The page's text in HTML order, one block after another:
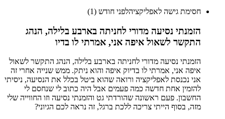
חסימת גישה לאפליקציהלפני חודש (1)
הזמנתי נסיעה מדורי לחניתה בארבע בלילה, הנהג
התקשר לשאול איפה אני, אמרתי לו בדיו
הזמנתי נסיעה מדורי לחניתה בארבע בלילה, הנהג התקשר לשאול
איפה אני, אמרתי לו בדיוק איפה והוא ניתק. ממש שנייה אחרי זה
אני נכנסת לאפליקציה ורואה שהוא ביטל בכלל את הנסיעה, ניסיתי
להזמין אחת חדשה כמה פעמים אבל היה כתוב לי שנחסם לי
החשבון. פעם ראשונה שהורדתי גט והזמנתי נסיעה וזו החווייה שלי
מזה, בסוף הייתי צריכה ללכת ברגל, זה נראה לכם הגיוני?